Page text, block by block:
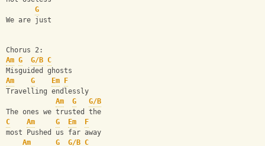
G
We are just
Chorus 2:
Am G G/B C
Misguided ghosts
Am
G Em
F
Travelling endlessly
Am
G
G/B
The ones we trusted the
C
Am G Em
F
most Pushed us far away
Am
G G/B C